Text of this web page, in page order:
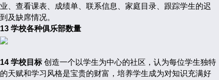
业、查看课表、成绩单、联系信息、家庭目录、跟踪学生的迟
到及缺席情况。
13 学校各种俱乐部数量
14 学校目标创造一个以学生为中心的社区，认为每位学生独特
的天赋和学习风格是宝贵的财富，培养学生成为对知识充满好